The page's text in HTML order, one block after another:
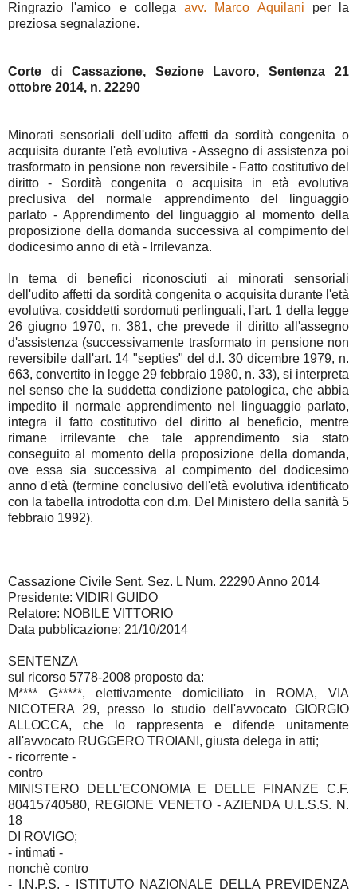
Ringrazio l'amico e collega avv. Marco Aquilani per la
preziosa segnalazione.
Corte di Cassazione, Sezione Lavoro, Sentenza 21
ottobre 2014, n. 22290
Minorati sensoriali dell'udito affetti da sordità congenita o
acquisita durante l'età evolutiva - Assegno di assistenza poi
trasformato in pensione non reversibile - Fatto costitutivo del
diritto - Sordità congenita o acquisita in età evolutiva
preclusiva del normale apprendimento del linguaggio
parlato - Apprendimento del linguaggio al momento della
proposizione della domanda successiva al compimento del
dodicesimo anno di età - Irrilevanza.
In tema di benefici riconosciuti ai minorati sensoriali
dell'udito affetti da sordità congenita o acquisita durante l'età
evolutiva, cosiddetti sordomuti perlinguali, l'art. 1 della legge
26 giugno 1970, n. 381, che prevede il diritto all'assegno
d'assistenza (successivamente trasformato in pensione non
reversibile dall'art. 14 "septies" del d.l. 30 dicembre 1979, n.
663, convertito in legge 29 febbraio 1980, n. 33), si interpreta
nel senso che la suddetta condizione patologica, che abbia
impedito il normale apprendimento nel linguaggio parlato,
integra il fatto costitutivo del diritto al beneficio, mentre
rimane irrilevante che tale apprendimento sia stato
conseguito al momento della proposizione della domanda,
ove essa sia successiva al compimento del dodicesimo
anno d'età (termine conclusivo dell'età evolutiva identificato
con la tabella introdotta con d.m. Del Ministero della sanità 5
febbraio 1992).
Cassazione Civile Sent. Sez. L Num. 22290 Anno 2014
Presidente: VIDIRI GUIDO
Relatore: NOBILE VITTORIO
Data pubblicazione: 21/10/2014
SENTENZA
sul ricorso 5778-2008 proposto da:
M**** G*****, elettivamente domiciliato in ROMA, VIA
NICOTERA 29, presso lo studio dell'avvocato GIORGIO
ALLOCCA, che lo rappresenta e difende unitamente
all'avvocato RUGGERO TROIANI, giusta delega in atti;
- ricorrente -
contro
MINISTERO DELL'ECONOMIA E DELLE FINANZE C.F.
80415740580, REGIONE VENETO - AZIENDA U.L.S.S. N.
18
DI ROVIGO;
- intimati -
nonchè contro
- I.N.P.S. - ISTITUTO NAZIONALE DELLA PREVIDENZA